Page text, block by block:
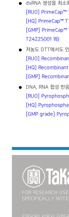
dsRNA 생성을 최소
[RUO]
[HQ] PrimeCap™
[GMP]
T2422S001 외)
저농도 DTT에서도
[RUO]
[HQ]
[GMP]
DNA, RNA 합성 반
[RUO]
[HQ]
[GMP grade]
FOR RESEARCH
SPECIFICALLY